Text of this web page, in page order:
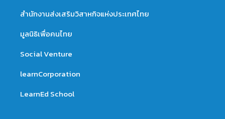
สำนักงานส่งเสริมวิสาหกิจแห่งประเทศไทย
มูลนิธิเพื่อคนไทย
Social Venture
learnCorporation
LearnEd School